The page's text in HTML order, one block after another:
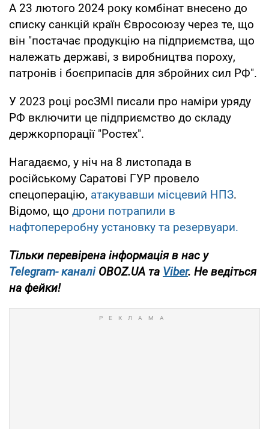
А 23 лютого 2024 року комбінат внесено до
списку санкцій країн Євросоюзу через те, що
він "постачає продукцію на підприємства, що
належать державі, з виробництва пороху,
патронів і боєприпасів для збройних сил РФ".
У 2023 році росЗМІ писали про наміри уряду
РФ включити це підприємство до складу
держкорпорації "Ростех".
Нагадаємо, у ніч на 8 листопада в
російському Саратові ГУР провело
спецоперацію, атакувавши місцевий НПЗ.
Відомо, що дрони потрапили в
нафтопереробну установку та резервуари.
Тільки перевірена інформація в нас у
Telegram- каналі OBOZ.UA та Viber. Не ведіться
на фейки!